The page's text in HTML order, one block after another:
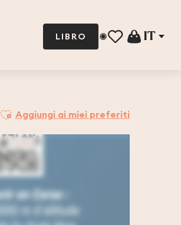
LIBRO IT
Ajouter aux favoris
Aggiungi ai miei preferiti